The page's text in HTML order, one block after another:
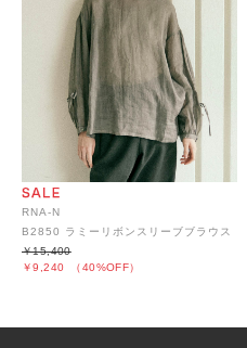
RNA-N
B2850 ラミーリボンスリーブブラウス
￥9,240 （40%OFF）
￥15,400